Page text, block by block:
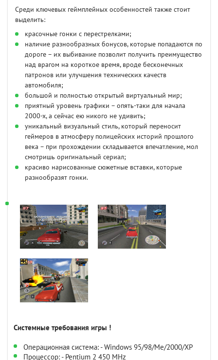
Среди ключевых геймплейных особенностей также стоит
выделить:
красочные гонки с перестрелками;
наличие разнообразных бонусов, которые попадаются по
дороге – их выбивание позволит получить преимущество
над врагом на короткое время, вроде бесконечных
патронов или улучшения технических качеств
автомобиля;
большой и полностью открытый виртуальный мир;
приятный уровень графики – опять-таки для начала
2000-х, а сейчас ею никого не удивить;
уникальный визуальный стиль, который переносит
геймеров в атмосферу полицейских историй прошлого
века – при прохождении складывается впечатление, мол
смотришь оригинальный сериал;
красиво нарисованные сюжетные вставки, которые
разнообразят гонки.
Системные требования игры !
Операционная система: - Windows 95/98/Me/2000/XP
Процессор: - Pentium 2 450 MHz